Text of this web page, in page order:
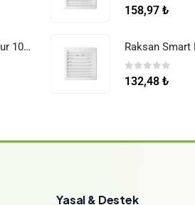
Raksan Smart Düz Panjur 100 mm Sinek Telli
0 5
158,97 ₺
0 5
132,48 ₺
Yasal & Destek